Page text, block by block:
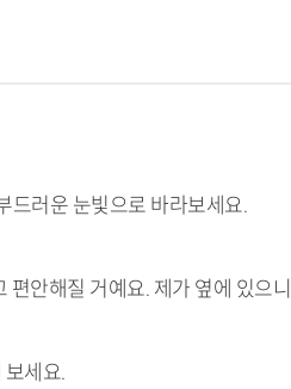
드러운 눈빛으로 바라보세요.
편안해질 거예요. 제가 옆에 있으니
보세요.